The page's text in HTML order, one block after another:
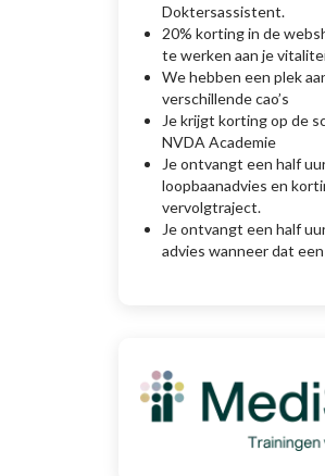
Doktersassistent.
20% korting in de
te werken aan je
We hebben een plek
verschillende cao’s
Je krijgt korting op de
NVDA Academie
Je ontvangt een half
loopbaanadvies en
vervolgtraject.
Je ontvangt een half
advies wanneer dat